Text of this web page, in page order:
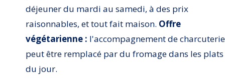
déjeuner du mardi au samedi, à des prix
raisonnables, et tout fait maison. Offre
végétarienne : l'accompagnement de charcuterie
peut être remplacé par du fromage dans les plats
du jour.